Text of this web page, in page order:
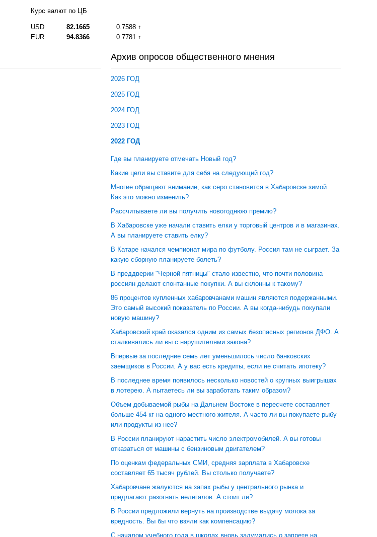
Курс валют по ЦБ
USD 82.1665
0.7588
EUR
94.8366 0.7781
Архив опросов общественного мнения
2026 ГОД
2025 ГОД
2024 ГОД
2023 ГОД
2022 ГОД
Где вы планируете отмечать Новый год?
Какие цели вы ставите для себя на следующий год?
Многие обращают внимание, как серо становится в Хабаровске зимой.
Как это можно изменить?
Рассчитываете ли вы получить новогоднюю премию?
В Хабаровске уже начали ставить елки у торговый центров и в магазинах.
А вы планируете ставить елку?
В Катаре начался чемпионат мира по футболу. Россия там не сыграет. За
какую сборную планируете болеть?
В преддверии "Черной пятницы" стало известно, что почти половина
россиян делают спонтанные покупки. А вы склонны к такому?
86 процентов купленных хабаровчанами машин являются подержанными.
Это самый высокий показатель по России. А вы когда-нибудь покупали
новую машину?
Хабаровский край оказался одним из самых безопасных регионов ДФО. А
сталкивались ли вы с нарушителями закона?
Впервые за последние семь лет уменьшилось число банковских
заемщиков в России. А у вас есть кредиты, если не считать ипотеку?
В последнее время появилось несколько новостей о крупных выигрышах
в лотерею. А пытаетесь ли вы заработать таким образом?
Объем добываемой рыбы на Дальнем Востоке в пересчете составляет
больше 454 кг на одного местного жителя. А часто ли вы покупаете рыбу
или продукты из нее?
В России планируют нарастить число электромобилей. А вы готовы
отказаться от машины с бензиновым двигателем?
По оценкам федеральных СМИ, средняя зарплата в Хабаровске
составляет 65 тысяч рублей. Вы столько получаете?
Хабаровчане жалуются на запах рыбы у центрального рынка и
предлагают разогнать нелегалов. А стоит ли?
В России предложили вернуть на производстве выдачу молока за
вредность. Вы бы что взяли как компенсацию?
С началом учебного года в школах вновь задумались о запрете на